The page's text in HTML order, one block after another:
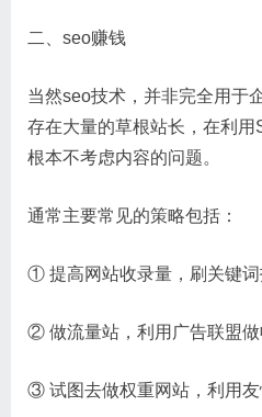
二、seo赚钱
当然seo技术，并非完全用于
存在大量的草根站长，在利
根本不考虑内容的问题。
通常主要常见的策略包括：
① 提高网站收录量，刷关键词
② 做流量站，利用广告联盟做
③ 试图去做权重网站，利用友